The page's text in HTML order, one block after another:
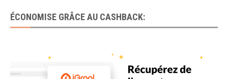
ÉCONOMISE GRÂCE AU CASHBACK: